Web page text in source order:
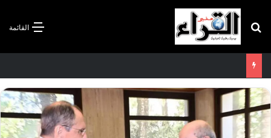
القائمة بحث عن